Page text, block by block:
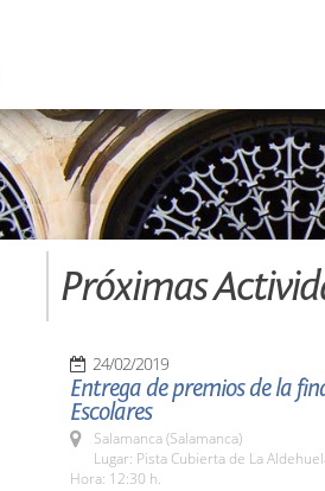
Próximas
24/02/2019
Entrega de premios de la
Escolares
Salamanca (Salamanca)
Lugar: Pista Cubierta de La
Hora: 12:30 h.